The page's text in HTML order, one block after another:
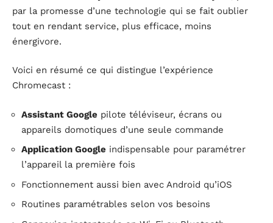
par la promesse d’une technologie qui se fait oublier
tout en rendant service, plus efficace, moins
énergivore.
Voici en résumé ce qui distingue l’expérience
Chromecast :
Assistant Google pilote téléviseur, écrans ou
appareils domotiques d’une seule commande
Application Google indispensable pour paramétrer
l’appareil la première fois
Fonctionnement aussi bien avec Android qu’iOS
Routines paramétrables selon vos besoins